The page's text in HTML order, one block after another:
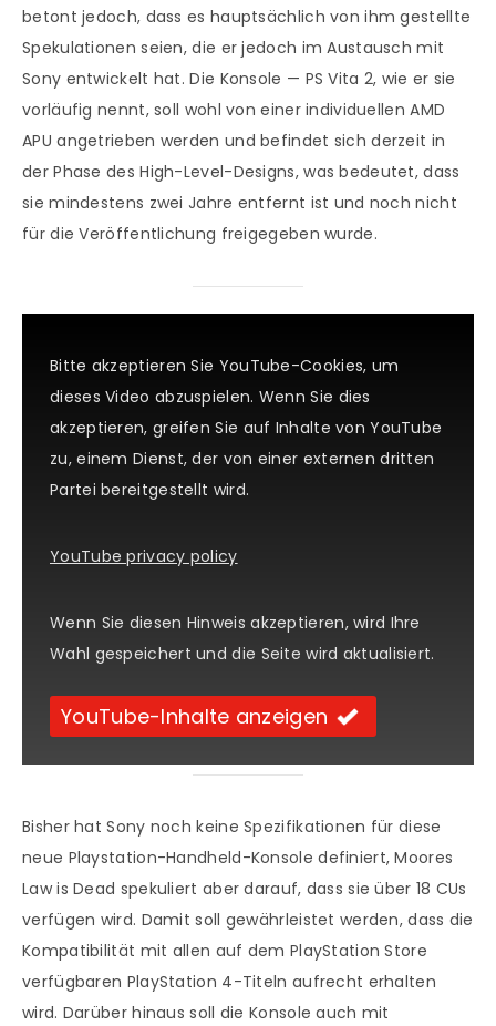
betont jedoch, dass es hauptsächlich von ihm gestellte
Spekulationen seien, die er jedoch im Austausch mit
Sony entwickelt hat. Die Konsole — PS Vita 2, wie er sie
vorläufig nennt, soll wohl von einer individuellen AMD
APU angetrieben werden und befindet sich derzeit in
der Phase des High-Level-Designs, was bedeutet, dass
sie mindestens zwei Jahre entfernt ist und noch nicht
für die Veröffentlichung freigegeben wurde.
Bitte akzeptieren Sie YouTube-Cookies, um
dieses Video abzuspielen. Wenn Sie dies
akzeptieren, greifen Sie auf Inhalte von YouTube
zu, einem Dienst, der von einer externen dritten
Partei bereitgestellt wird.
YouTube privacy policy
Wenn Sie diesen Hinweis akzeptieren, wird Ihre
Wahl gespeichert und die Seite wird aktualisiert.
YouTube-Inhalte anzeigen
Bisher hat Sony noch keine Spezifikationen für diese
neue Playstation-Handheld-Konsole definiert, Moores
Law is Dead spekuliert aber darauf, dass sie über 18 CUs
verfügen wird. Damit soll gewährleistet werden, dass die
Kompatibilität mit allen auf dem PlayStation Store
verfügbaren PlayStation 4-Titeln aufrecht erhalten
wird. Darüber hinaus soll die Konsole auch mit